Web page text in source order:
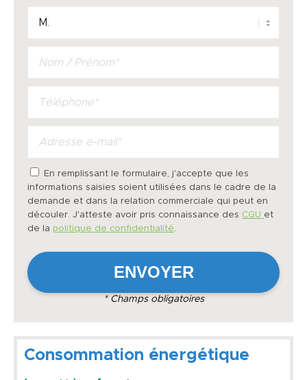
En remplissant le formulaire, j'accepte que les
informations saisies soient utilisées dans le cadre de la
demande et dans la relation commerciale qui peut en
découler. J'atteste avoir pris connaissance des CGU et
de la politique de confidentialité.
* Champs obligatoires
Consommation énergétique